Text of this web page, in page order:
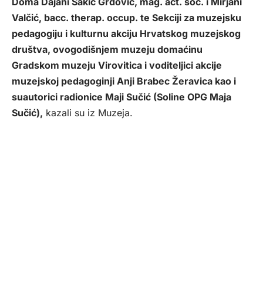
Valčić, bacc. therap. occup. te Sekciji za muzejsku
pedagogiju i kulturnu akciju Hrvatskog muzejskog
društva, ovogodišnjem muzeju domaćinu
Gradskom muzeju Virovitica i voditeljici akcije
muzejskoj pedagoginji Anji Brabec Žeravica kao i
suautorici radionice Maji Sučić (Soline OPG Maja
Sučić), kazali su iz Muzeja.